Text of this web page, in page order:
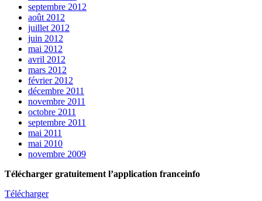
septembre 2012
août 2012
juillet 2012
juin 2012
mai 2012
avril 2012
mars 2012
février 2012
décembre 2011
novembre 2011
octobre 2011
septembre 2011
mai 2011
mai 2010
novembre 2009
Télécharger gratuitement l’application franceinfo
Télécharger